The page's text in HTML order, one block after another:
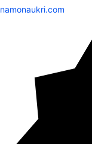
namonaukri.com